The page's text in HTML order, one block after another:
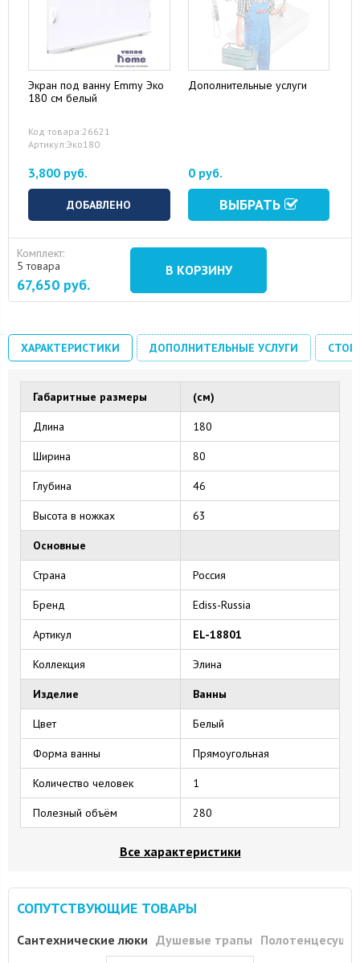
Экран под ванну Emmy Эко
180 см белый
Код товара:26621
Артикул:Эко180
3,800 руб.
ДОБАВЛЕНО
Дополнительные услуги
0 руб.
ВЫБРАТЬ
Комплект:
5 товара
67,650 руб.
В КОРЗИНУ
ХАРАКТЕРИСТИКИ ДОПОЛНИТЕЛЬНЫЕ УСЛУГИ
Габаритные размеры (см)
Длина 180
Ширина 80
Глубина 46
Высота в ножках 63
Основные
Страна Россия
Бренд Ediss-Russia
Артикул EL-18801
Коллекция Элина
Изделие Ванны
Цвет Белый
Форма ванны Прямоугольная
Количество человек 1
Полезный объём 280
Все характеристики
СОПУТСТВУЮЩИЕ ТОВАРЫ
Сантехнические люки Душевые трапы